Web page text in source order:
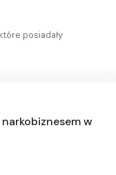
posiadały
w